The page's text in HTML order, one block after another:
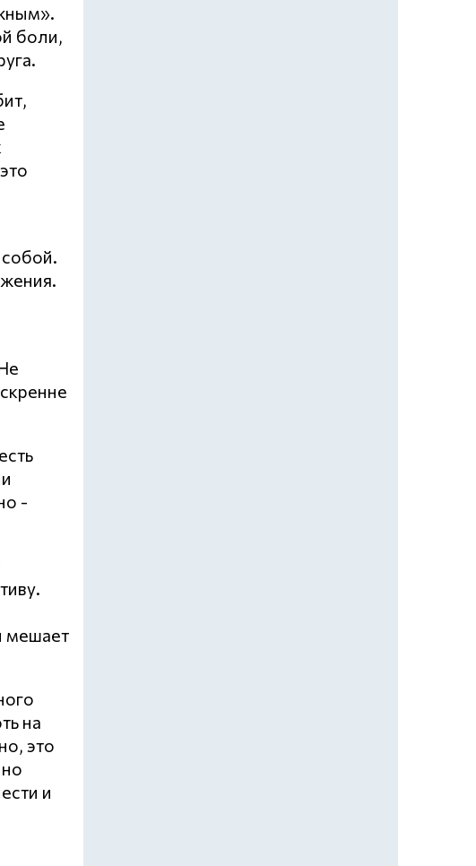
боли,
-
мешает
на
это
и